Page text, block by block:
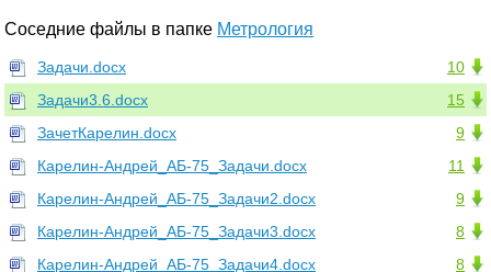
Соседние файлы в папке Метрология
10
Задачи.docx
15
Задачи3.6.docx
9
ЗачетКарелин.docx
11
Карелин-Андрей_АБ-75_Задачи.docx
9
Карелин-Андрей_АБ-75_Задачи2.docx
8
Карелин-Андрей_АБ-75_Задачи3.docx
8
Карелин-Андрей_АБ-75_Задачи4.docx